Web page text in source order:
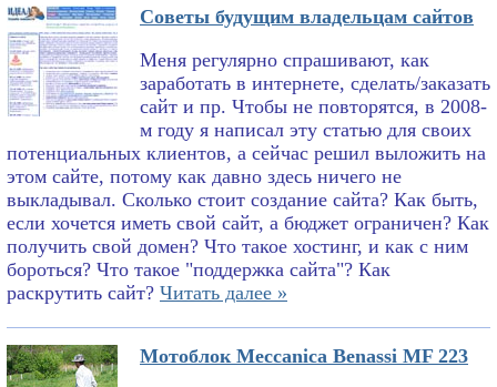
Советы будущим владельцам сайтов
Меня регулярно спрашивают, как
заработать в интернете, сделать/заказать
сайт и пр. Чтобы не повторятся, в 2008-
м году я написал эту статью для своих
потенциальных клиентов, а сейчас решил выложить на
этом сайте, потому как давно здесь ничего не
выкладывал. Сколько стоит создание сайта? Как быть,
если хочется иметь свой сайт, а бюджет ограничен? Как
получить свой домен? Что такое хостинг, и как с ним
бороться? Что такое "поддержка сайта"? Как
раскрутить сайт? Читать далее »
Мотоблок Meccanica Benassi MF 223